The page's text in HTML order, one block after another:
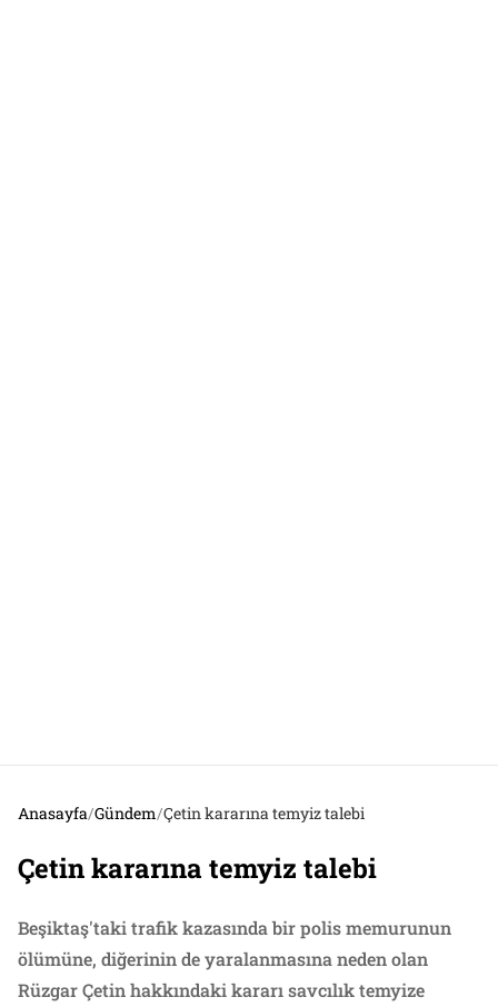
Anasayfa/Gündem/Çetin kararına temyiz talebi
Çetin kararına temyiz talebi
Beşiktaş'taki trafik kazasında bir polis memurunun
ölümüne, diğerinin de yaralanmasına neden olan
Rüzgar Çetin hakkındaki kararı savcılık temyize